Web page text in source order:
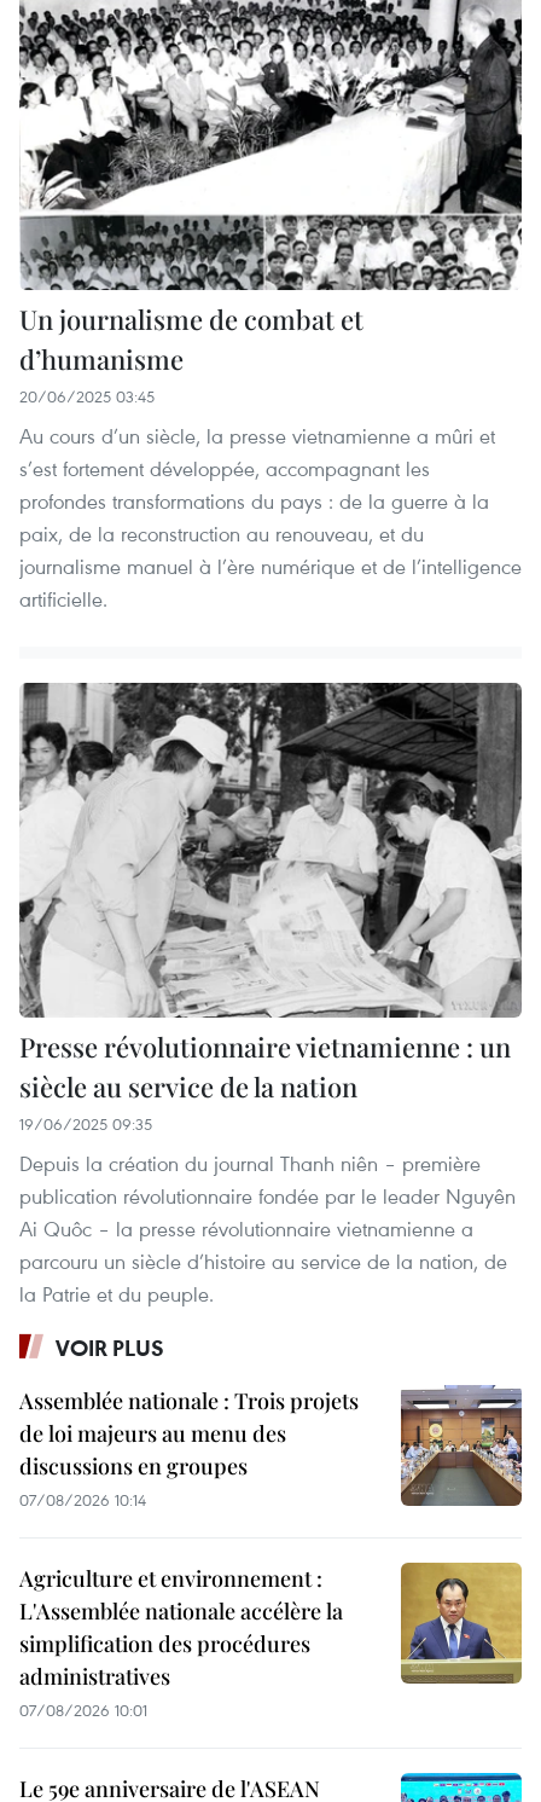
Un journalisme de combat et
d’humanisme
20/06/2025 03:45
Au cours d’un siècle, la presse vietnamienne a mûri et
s’est fortement développée, accompagnant les
profondes transformations du pays : de la guerre à la
paix, de la reconstruction au renouveau, et du
journalisme manuel à l’ère numérique et de l’intelligence
artificielle.
Presse révolutionnaire vietnamienne : un
siècle au service de la nation
19/06/2025 09:35
Depuis la création du journal Thanh niên – première
publication révolutionnaire fondée par le leader Nguyên
Ai Quôc – la presse révolutionnaire vietnamienne a
parcouru un siècle d’histoire au service de la nation, de
la Patrie et du peuple.
VOIR PLUS
Assemblée nationale : Trois projets
de loi majeurs au menu des
discussions en groupes
07/08/2026 10:14
Agriculture et environnement :
L'Assemblée nationale accélère la
simplification des procédures
administratives
07/08/2026 10:01
Le 59e anniversaire de l'ASEAN